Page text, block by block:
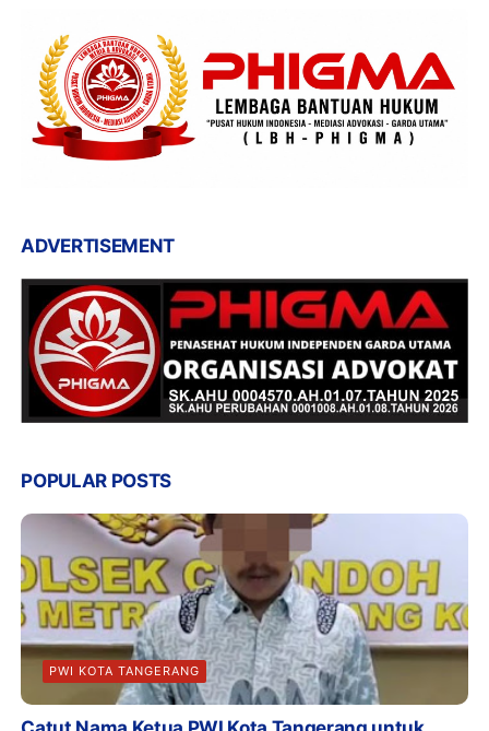
ADVERTISEMENT
POPULAR POSTS
PWI KOTA TANGERANG